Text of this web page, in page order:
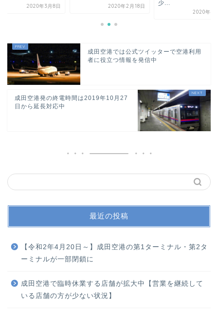
2020年3月8日 2020年2月18日
少...
2020年4
成田空港では公式ツイッターで空港利用
者に役立つ情報を発信中
成田空港発の終電時間は2019年10月27
日から延長対応中
最近の投稿
【令和2年4月20日～】成田空港の第1ターミナル・第2タ
ーミナルが一部閉鎖に
成田空港で臨時休業する店舗が拡大中【営業を継続して
いる店舗の方が少ない状況】